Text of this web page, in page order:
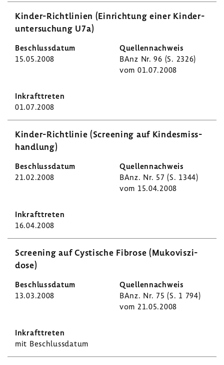
Kinder-​Richtlinien (Einrich­tung einer Kinder­
un­ter­su­chung U7a)
15.05.2008
BAnz Nr. 96 (S. 2326)
vom 01.07.2008
01.07.2008
Kinder-​Richtlinie (Scree­ning auf Kindes­miss­
hand­lung)
21.02.2008
BAnz. Nr. 57 (S. 1344)
vom 15.04.2008
16.04.2008
Scree­ning auf Cysti­sche Fibrose (Muko­vis­zi­
dose)
13.03.2008
BAnz. Nr. 75 (S. 1 794)
vom 21.05.2008
mit Beschluss­datum